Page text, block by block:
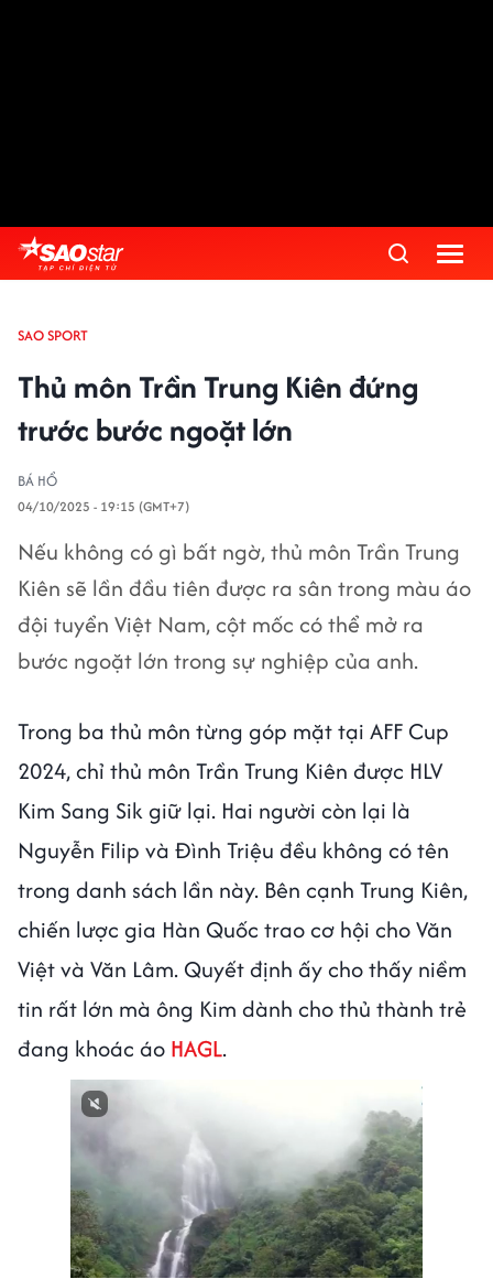
SAO SPORT
Thủ môn Trần Trung Kiên đứng
trước bước ngoặt lớn
BÁ HỔ
04/10/2025 - 19:15 (GMT+7)
Nếu không có gì bất ngờ, thủ môn Trần Trung
Kiên sẽ lần đầu tiên được ra sân trong màu áo
đội tuyển Việt Nam, cột mốc có thể mở ra
bước ngoặt lớn trong sự nghiệp của anh.
Trong ba thủ môn từng góp mặt tại AFF Cup
2024, chỉ thủ môn Trần Trung Kiên được HLV
Kim Sang Sik giữ lại. Hai người còn lại là
Nguyễn Filip và Đình Triệu đều không có tên
trong danh sách lần này. Bên cạnh Trung Kiên,
chiến lược gia Hàn Quốc trao cơ hội cho Văn
Việt và Văn Lâm. Quyết định ấy cho thấy niềm
tin rất lớn mà ông Kim dành cho thủ thành trẻ
đang khoác áo HAGL.
Next video in 2 Cancel